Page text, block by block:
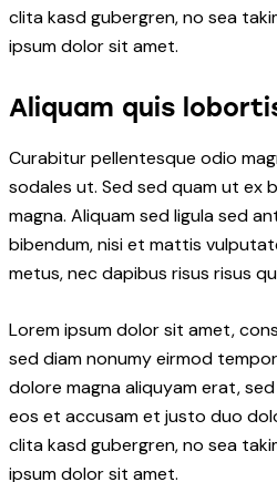
clita kasd gubergren, no sea
ipsum dolor sit amet.
Aliquam quis
Curabitur pellentesque odio
sodales ut. Sed sed quam ut ex
magna. Aliquam sed ligula sed
bibendum, nisi et mattis
metus, nec dapibus risus risus
Lorem ipsum dolor sit amet,
sed diam nonumy eirmod
dolore magna aliquyam erat,
eos et accusam et justo duo
clita kasd gubergren, no sea
ipsum dolor sit amet.